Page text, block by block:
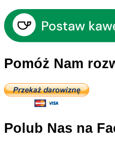
Pomóż Nam
Polub Nas na